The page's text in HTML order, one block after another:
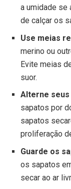
a umidade se
de calçar os
Use meias
merino ou
Evite meias
suor.
Alterne seus
sapatos por
sapatos
proliferação
Guarde os
os sapatos
secar ao ar